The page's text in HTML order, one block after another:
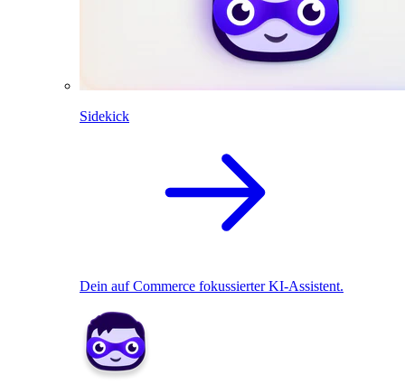
Sidekick
Dein auf Commerce fokussierter KI-Assistent.